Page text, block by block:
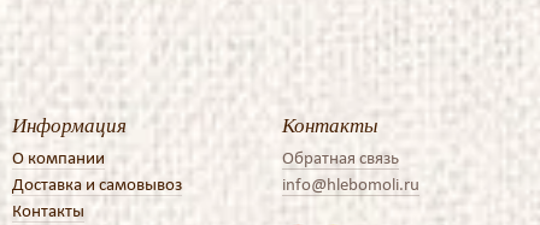
Информация
О компании
Доставка и самовывоз
Контакты
Контакты
Обратная связь
info@hlebomoli.ru